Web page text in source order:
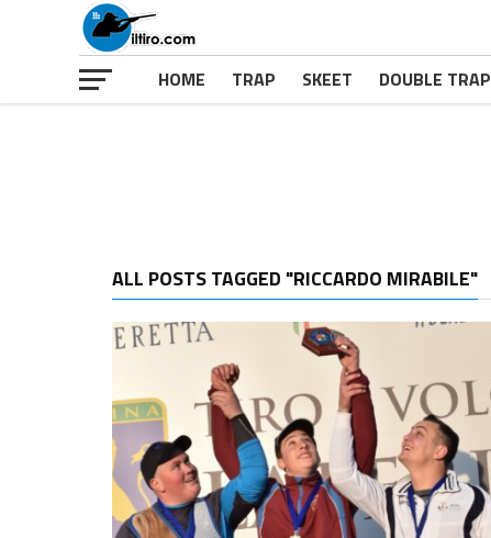
HOME TRAP SKEET DOUBLE TRAP
ALL POSTS TAGGED "RICCARDO MIRABILE"